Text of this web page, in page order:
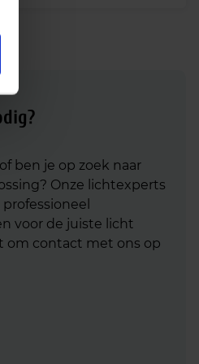
ben je op zoek naar
Onze lichtexperts
voor de juiste licht
om contact met ons op